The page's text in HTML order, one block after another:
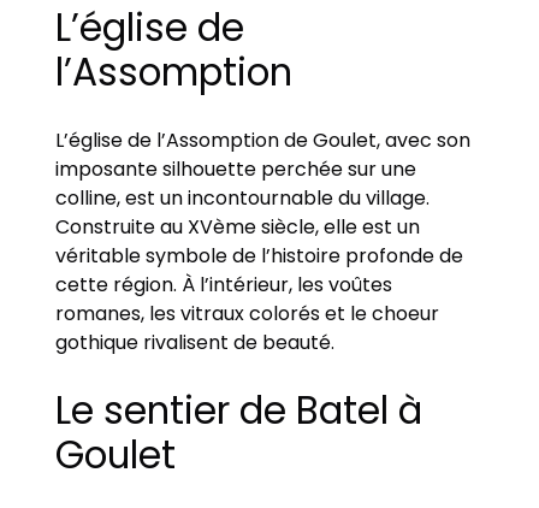
L’église de
l’Assomption
L’église de l’Assomption de Goulet, avec son
imposante silhouette perchée sur une
colline, est un incontournable du village.
Construite au XVème siècle, elle est un
véritable symbole de l’histoire profonde de
cette région. À l’intérieur, les voûtes
romanes, les vitraux colorés et le choeur
gothique rivalisent de beauté.
Le sentier de Batel à
Goulet